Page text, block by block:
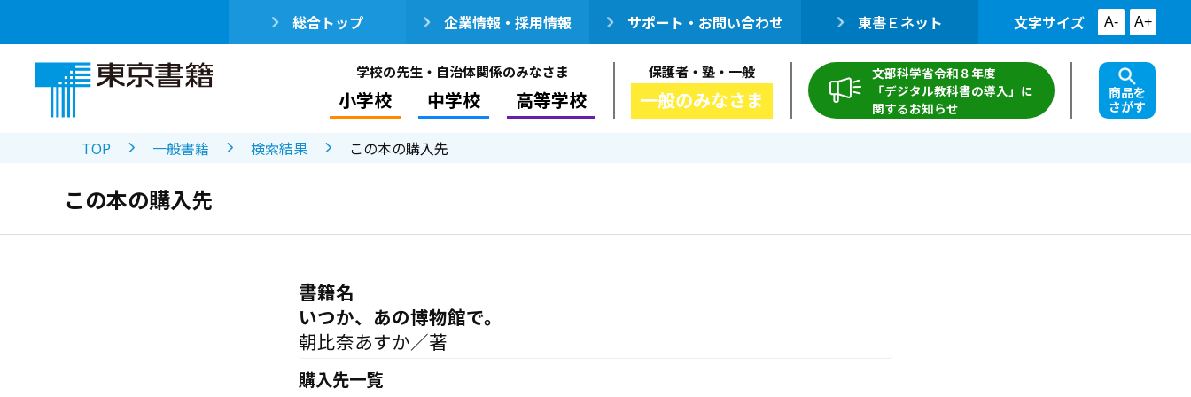
総合トップ 企業情報・採用情報 サポート・お問い合わせ 東書Ｅネット 文字サイズ A- A+
学校の先生・自治体関係のみなさま
小学校 中学校 高等学校
保護者・塾・一般
一般のみなさま
文部科学省令和８年度
「デジタル教科書の導入」に
関するお知らせ
商品を
さがす
TOP 一般書籍 検索結果 この本の購入先
この本の購入先
書籍名
いつか、あの博物館で。
朝比奈あすか／著
購入先一覧